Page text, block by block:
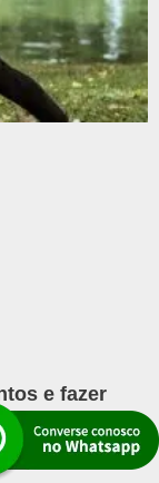
e fazer
trata de escolher
leitura do rótulo é